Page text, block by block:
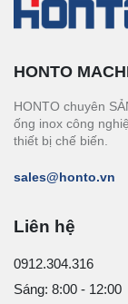
HONTO
HONTO chuyên
ống inox công
thiết bị chế biến.
sales@honto.vn
Liên hệ
0912.304.316
Sáng: 8:00 - 12:00